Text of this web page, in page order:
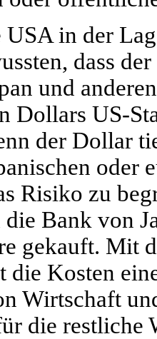
in der
dass
und
Dollars US-
der Dollar
oder
Risiko zu
Bank von
gekauft. Mit
die Kosten
Wirtschaft
die restliche